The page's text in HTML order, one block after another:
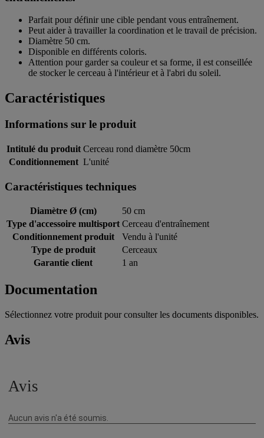
Parfait pour définir une cible pendant vous entraînement.
Peut aider à travailler la coordination et le travail de précision.
Diamètre 50 cm.
Disponible en différents coloris.
Attention pour garder sa couleur et sa forme, il est conseillée
de stocker le cerceau à l'intérieur et à l'abri du soleil.
Caractéristiques
Informations sur le produit
Intitulé du produit Cerceau rond diamètre 50cm
Conditionnement L'unité
Caractéristiques techniques
Diamètre Ø (cm)
50 cm
Type d'accessoire multisport Cerceau d'entraînement
Conditionnement produit
Vendu à l'unité
Type de produit
Cerceaux
Garantie client
1 an
Documentation
Sélectionnez votre produit pour consulter les documents disponibles.
Avis